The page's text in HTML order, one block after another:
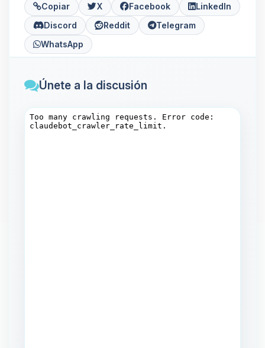
Copiar X Facebook
LinkedIn
Discord
Reddit
Telegram
WhatsApp
Únete a la discusión